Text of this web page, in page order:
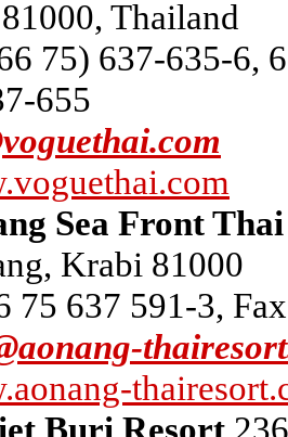
Thailand
75) 637-635-6,
655
Sea Front
Krabi 81000
75 637 591-3,
Buri Resort